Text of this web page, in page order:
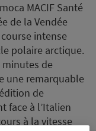
MACIF Santé
de la Vendée
intense
polaire arctique.
minutes de
une remarquable
de
face à l’Italien
à la vitesse